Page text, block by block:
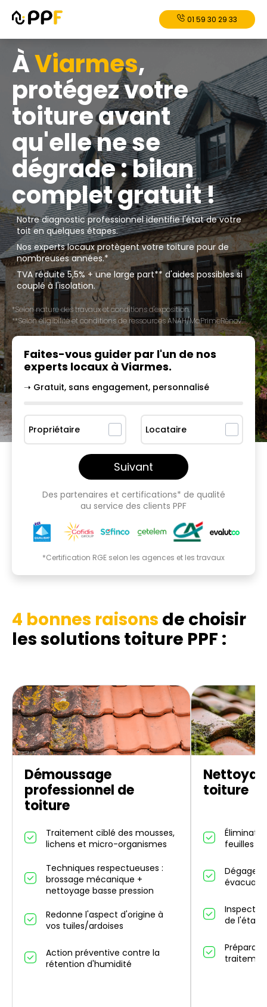
01 59 30 29 33
ÀViarmes,
protégez votre
toiture avant
qu'elle ne se
dégrade : bilan
complet gratuit !
Notre diagnostic professionnel identifie l'état de votre
toit en quelques étapes.
Nos experts locaux protègent votre toiture pour de
nombreuses années.*
TVA réduite 5,5% + une large part** d'aides possibles si
couplé à l'isolation.
*Selon nature des travaux et conditions d'exposition.
**Selon éligibilité et conditions de ressources ANAH/MaPrimeRénov'.
Faites-vous guider par l'un de nos
experts locaux à Viarmes.
➝ Gratuit, sans engagement, personnalisé
Propriétaire Locataire
Suivant
Des partenaires et certifications* de qualité
au service des clients PPF
*Certification RGE selon les agences et les travaux
4 bonnes raisons de choisir
lessolutions toiture PPF :
Démoussage
professionnel de
toiture
Traitement ciblé des mousses,
lichens et micro-organismes
Techniques respectueuses :
brossage mécanique +
nettoyage basse pression
Redonne l'aspect d'origine à
vos tuiles/ardoises
Action préventive contre la
rétention d'humidité
toiture
feuilles
de l'état